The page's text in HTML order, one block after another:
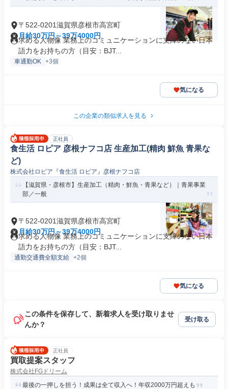
〒522-0201滋賀県彦根市高宮町
月給30万円～39万4000円
求める人物像 業務上のコミュニケーションに支障のない日本
語力をお持ちの方（目安：BJT...
車通勤OK +3個
気になる
この企業の類似求人を見る
正社員
食生活 ロピア 彦根ナフコ店 生産加工(精肉 鮮魚 青果な
ど)
株式会社ロピア『食生活 ロピア』彦根ナフコ店
【滋賀県・彦根市】生産加工（精肉・鮮魚・青果など）｜青果事業
部／一般
〒522-0201滋賀県彦根市高宮町
月給30万円～39万4000円
求める人物像 業務上のコミュニケーションに支障のない日本
語力をお持ちの方（目安：BJT...
通勤交通費全額支給 +2個
気になる
この条件を保存して、新着求人を受け取りませ
んか？
受け取る
正社員
買取提案スタッフ
株式会社FGドリーム
最後の一押しを担う！成果は全て収入へ！年収2000万円超えも